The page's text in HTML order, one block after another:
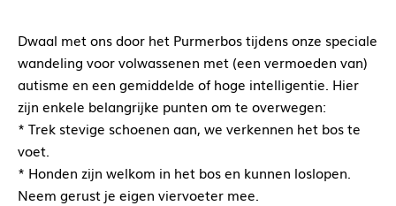
Dwaal met ons door het Purmerbos tijdens onze speciale
wandeling voor volwassenen met (een vermoeden van)
autisme en een gemiddelde of hoge intelligentie. Hier
zijn enkele belangrijke punten om te overwegen:
* Trek stevige schoenen aan, we verkennen het bos te
voet.
* Honden zijn welkom in het bos en kunnen loslopen.
Neem gerust je eigen viervoeter mee.